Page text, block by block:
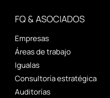
FQ & ASOCIADOS
Empresas
Áreas de trabajo
Igualas
Consultoría estratégica
Auditorías